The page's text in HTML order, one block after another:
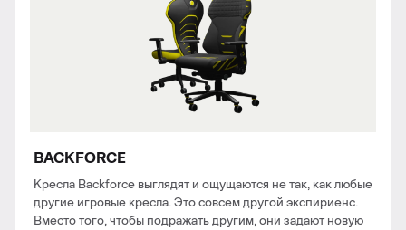
BACKFORCE
Кресла Backforce выглядят и ощущаются не так, как любые
другие игровые кресла. Это совсем другой экспириенс.
Вместо того, чтобы подражать другим, они задают новую